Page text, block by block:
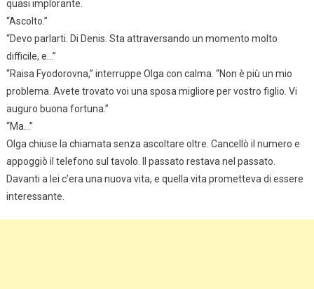
quasi implorante.
“Ascolto.”
“Devo parlarti. Di Denis. Sta attraversando un momento molto
difficile, e…”
“Raisa Fyodorovna,” interruppe Olga con calma. “Non è più un mio
problema. Avete trovato voi una sposa migliore per vostro figlio. Vi
auguro buona fortuna.”
“Ma…”
Olga chiuse la chiamata senza ascoltare oltre. Cancellò il numero e
appoggiò il telefono sul tavolo. Il passato restava nel passato.
Davanti a lei c’era una nuova vita, e quella vita prometteva di essere
interessante.